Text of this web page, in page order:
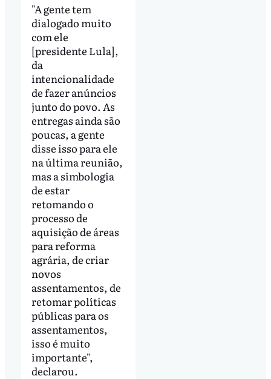
"A gente tem
dialogado muito
com ele
[presidente Lula],
da
intencionalidade
de fazer anúncios
junto do povo. As
entregas ainda são
poucas, a gente
disse isso para ele
na última reunião,
mas a simbologia
de estar
retomando o
processo de
aquisição de áreas
para reforma
agrária, de criar
novos
assentamentos, de
retomar políticas
públicas para os
assentamentos,
isso é muito
importante",
declarou.